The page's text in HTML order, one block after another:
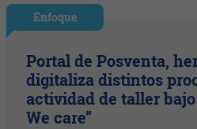
Enfoque
Portal de Posventa,
digitaliza distintos
actividad de taller
We care”